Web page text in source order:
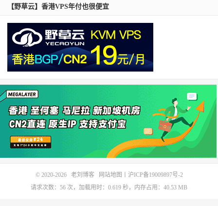
【野草云】香港VPS年付也很便宜
© 2020-2026 老刘博客 网站地图
沪ICP备19009897号-2
请求次数：56 次，加载用时：0.619 秒，内存占用：40.53 MB